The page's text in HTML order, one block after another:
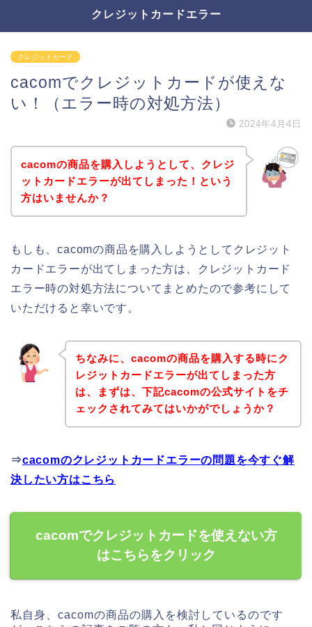
クレジットカードエラー
クレジットカード
cacomでクレジットカードが使えな
い！（エラー時の対処方法）
2024年4月4日
cacomの商品を購入しようとして、クレジ
ットカードエラーが出てしまった！という
方はいませんか？
もしも、cacomの商品を購入しようとしてクレジット
カードエラーが出てしまった方は、クレジットカード
エラー時の対処方法についてまとめたので参考にして
いただけると幸いです。
ちなみに、cacomの商品を購入する時にク
レジットカードエラーが出てしまった方
は、まずは、下記cacomの公式サイトをチ
ェックされてみてはいかがでしょうか？
⇒cacomのクレジットカードエラーの問題を今すぐ解
決したい方はこちら
cacomでクレジットカードを使えない方
はこちらをクリック
私自身、cacomの商品の購入を検討しているのです